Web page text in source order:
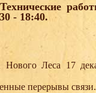
- 18:40.
Нового Леса 17
перерывы связи.